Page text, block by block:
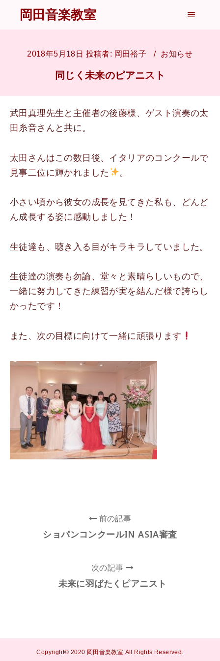
岡田音楽教室
2018年5月18日 投稿者: 岡田裕子 お知らせ
同じく未来のピアニスト
武田真理先生と主催者の後藤様、ゲスト演奏の太
田糸音さんと共に。
太田さんはこの数日後、イタリアのコンクールで
見事二位に輝かれました
。
小さい頃から彼女の成長を見てきた私も、どんど
ん成長する姿に感動しました！
生徒達も、聴き入る目がキラキラしていました。
生徒達の演奏も勿論、堂々と素晴らしいもので、
一緒に努力してきた練習が実を結んだ様で誇らし
かったです！
また、次の目標に向けて一緒に頑張ります
前の記事
ショパンコンクールIN ASIA審査
次の記事
未来に羽ばたくピアニスト
Copyright© 2020 岡田音楽教室 All Rights Reserved.